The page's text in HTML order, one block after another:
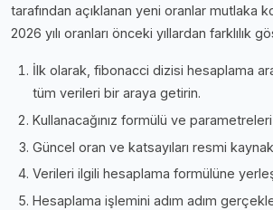
tarafından açıklanan yeni oranlar mutlaka
2026 yılı oranları önceki yıllardan farklılık
İlk olarak, fibonacci dizisi hesaplama
tüm verileri bir araya getirin.
Kullanacağınız formülü ve
Güncel oran ve katsayıları resmi
Verileri ilgili hesaplama formülüne
Hesaplama işlemini adım adım